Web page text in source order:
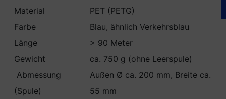
Material
PET (PETG)
Farbe
Blau, ähnlich Verkehrsblau
Länge
> 90 Meter
Gewicht
ca. 750 g (ohne Leerspule)
Abmessung
(Spule)
Außen Ø ca. 200 mm, Breite ca.
55 mm